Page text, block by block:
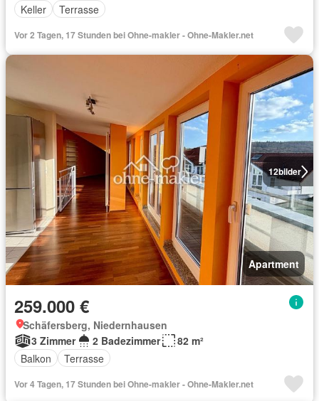
Keller
Terrasse
Vor 2 Tagen, 17 Stunden bei Ohne-makler - Ohne-Makler.net
12bilder
Apartment
259.000 €
Schäfersberg, Niedernhausen
3 Zimmer
2 Badezimmer
82 m²
Balkon
Terrasse
Vor 4 Tagen, 17 Stunden bei Ohne-makler - Ohne-Makler.net